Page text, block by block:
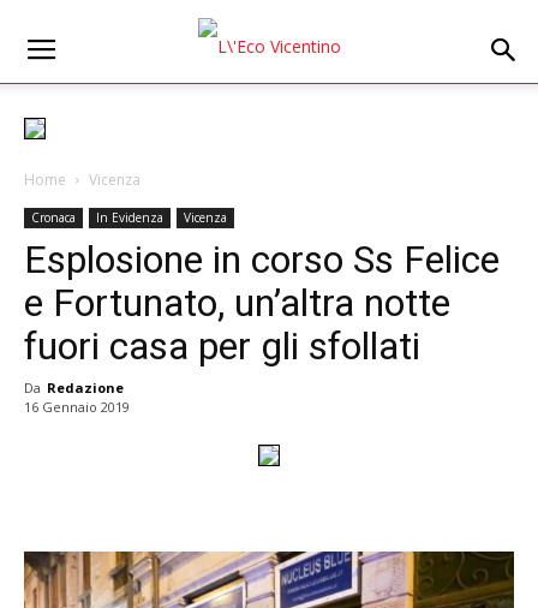
Home Vicenza
Cronaca In Evidenza Vicenza
Esplosione in corso Ss Felice
e Fortunato, un’altra notte
fuori casa per gli sfollati
Da Redazione
16 Gennaio 2019